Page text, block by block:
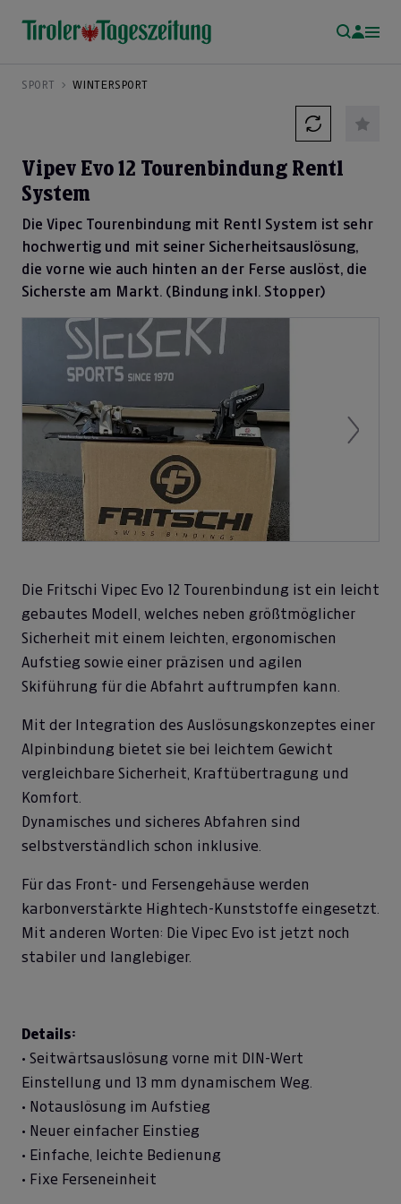
SPORT WINTERSPORT
Vipev Evo 12 Tourenbindung Rentl
System
Die Vipec Tourenbindung mit Rentl System ist sehr
hochwertig und mit seiner Sicherheitsauslösung,
die vorne wie auch hinten an der Ferse auslöst, die
Sicherste am Markt. (Bindung inkl. Stopper)
Previous Next
Die Fritschi Vipec Evo 12 Tourenbindung ist ein leicht
gebautes Modell, welches neben größtmöglicher
Sicherheit mit einem leichten, ergonomischen
Aufstieg sowie einer präzisen und agilen
Skiführung für die Abfahrt auftrumpfen kann.
Mit der Integration des Auslösungskonzeptes einer
Alpinbindung bietet sie bei leichtem Gewicht
vergleichbare Sicherheit, Kraftübertragung und
Komfort.
Dynamisches und sicheres Abfahren sind
selbstverständlich schon inklusive.
Für das Front- und Fersengehäuse werden
karbonverstärkte Hightech-Kunststoffe eingesetzt.
Mit anderen Worten: Die Vipec Evo ist jetzt noch
stabiler und langlebiger.
Details:
• Seitwärtsauslösung vorne mit DIN-Wert
Einstellung und 13 mm dynamischem Weg.
• Notauslösung im Aufstieg
• Neuer einfacher Einstieg
• Einfache, leichte Bedienung
• Fixe Ferseneinheit